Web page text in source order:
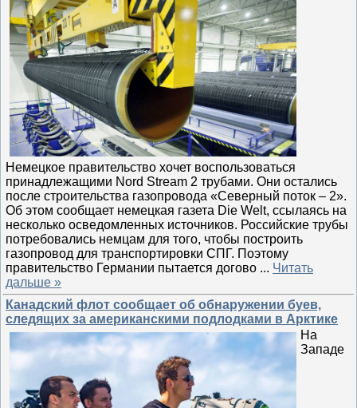
Немецкое правительство хочет воспользоваться
принадлежащими Nord Stream 2 трубами. Они остались
после строительства газопровода «Северный поток – 2».
Об этом сообщает немецкая газета Die Welt, ссылаясь на
несколько осведомленных источников. Российские трубы
потребовались немцам для того, чтобы построить
газопровод для транспортировки СПГ. Поэтому
правительство Германии пытается догово ... Читать
дальше »
Канадский флот сообщает об обнаружении буев,
следящих за американскими подлодками в Арктике
На
Западе